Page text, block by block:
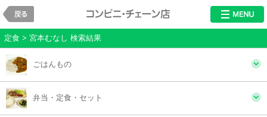
レストラン・チ
定食 > 宮本むなし 検索結果
ごはんもの
弁当・定食・セット